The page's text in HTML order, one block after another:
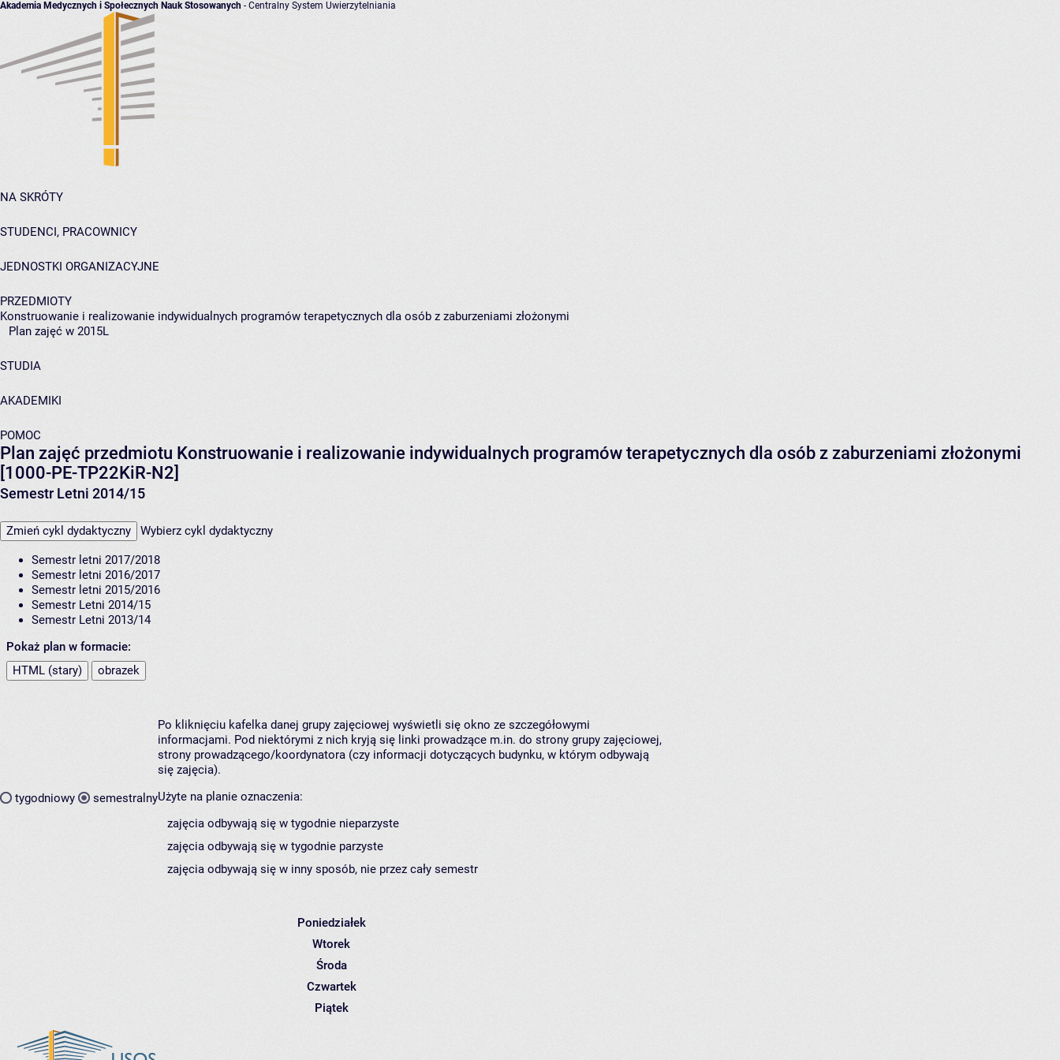
Akademia Medycznych i Społecznych Nauk Stosowanych - Centralny System Uwierzytelniania
NA SKRÓTY
STUDENCI, PRACOWNICY
JEDNOSTKI ORGANIZACYJNE
PRZEDMIOTY
Konstruowanie i realizowanie indywidualnych programów terapetycznych dla osób z zaburzeniami złożonymi
Plan zajęć w 2015L
STUDIA
AKADEMIKI
POMOC
Plan zajęć przedmiotu Konstruowanie i realizowanie indywidualnych programów terapetycznych dla osób z zaburzeniami złożonymi
[1000-PE-TP22KiR-N2]
Semestr Letni 2014/15
Zmień cykl dydaktyczny Wybierz cykl dydaktyczny
Semestr letni 2017/2018
Semestr letni 2016/2017
Semestr letni 2015/2016
Semestr Letni 2014/15
Semestr Letni 2013/14
Pokaż plan w formacie:
HTML (stary)
obrazek
tygodniowy semestralny
Po kliknięciu kafelka danej grupy zajęciowej wyświetli się okno ze szczegółowymi
informacjami. Pod niektórymi z nich kryją się linki prowadzące m.in. do strony grupy zajęciowej,
strony prowadzącego/koordynatora (czy informacji dotyczących budynku, w którym odbywają
się zajęcia).
Użyte na planie oznaczenia:
zajęcia odbywają się w tygodnie nieparzyste
zajęcia odbywają się w tygodnie parzyste
zajęcia odbywają się w inny sposób, nie przez cały semestr
Poniedziałek
Wtorek
Środa
Czwartek
Piątek